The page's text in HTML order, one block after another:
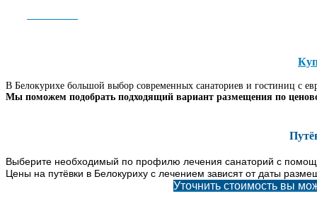
В Белокурихе большой выбор современных санаториев и гостиниц с
Мы поможем подобрать подходящий вариант размещения по
Выберите необходимый по профилю лечения санаторий с
Цены на путёвки в Белокуриху с лечением зависят от даты
Уточнить стоимость вы